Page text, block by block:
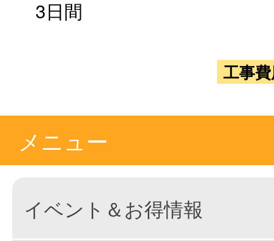
3日間
工事
メニュー
イベント＆お得情報